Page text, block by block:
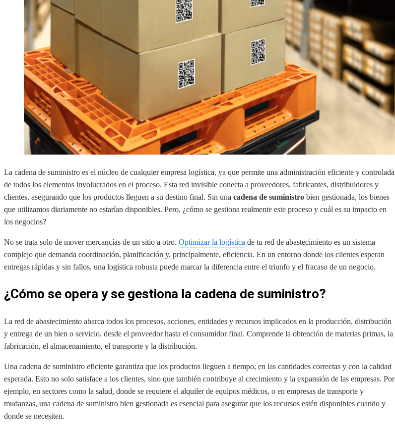
La cadena de suministro es el núcleo de cualquier empresa logística, ya que permite una administración eficiente y controlada
de todos los elementos involucrados en el proceso. Esta red invisible conecta a proveedores, fabricantes, distribuidores y
clientes, asegurando que los productos lleguen a su destino final. Sin una cadena de suministro bien gestionada, los bienes
que utilizamos diariamente no estarían disponibles. Pero, ¿cómo se gestiona realmente este proceso y cuál es su impacto en
los negocios?
No se trata solo de mover mercancías de un sitio a otro. Optimizar la logística de tu red de abastecimiento es un sistema
complejo que demanda coordinación, planificación y, principalmente, eficiencia. En un entorno donde los clientes esperan
entregas rápidas y sin fallos, una logística robusta puede marcar la diferencia entre el triunfo y el fracaso de un negocio.
¿Cómo se opera y se gestiona la cadena de suministro?
La red de abastecimiento abarca todos los procesos, acciones, entidades y recursos implicados en la producción, distribución
y entrega de un bien o servicio, desde el proveedor hasta el consumidor final. Comprende la obtención de materias primas, la
fabricación, el almacenamiento, el transporte y la distribución.
Una cadena de suministro eficiente garantiza que los productos lleguen a tiempo, en las cantidades correctas y con la calidad
esperada. Esto no solo satisface a los clientes, sino que también contribuye al crecimiento y la expansión de las empresas. Por
ejemplo, en sectores como la salud, donde se requiere el alquiler de equipos médicos, o en empresas de transporte y
mudanzas, una cadena de suministro bien gestionada es esencial para asegurar que los recursos estén disponibles cuando y
donde se necesiten.